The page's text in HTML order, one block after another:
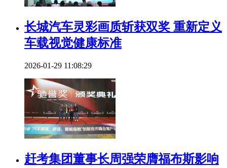
长城汽车灵彩画质斩获双奖 重新定义
车载视觉健康标准
2026-01-29 11:08:29
赶考集团董事长周强荣膺福布斯影响